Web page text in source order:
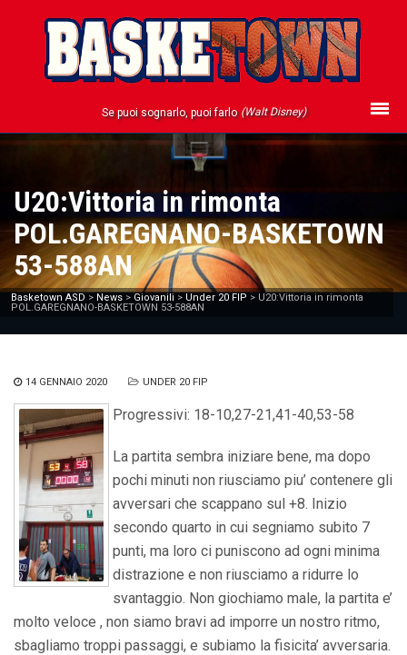
Se puoi sognarlo, puoi farlo (Walt Disney)
U20:Vittoria in rimonta
POL.GAREGNANO-BASKETOWN
53-588AN
Basketown ASD > News > Giovanili > Under 20 FIP > U20:Vittoria in rimonta
POL.GAREGNANO-BASKETOWN 53-588AN
14 GENNAIO 2020 UNDER 20 FIP
Progressivi: 18-10,27-21,41-40,53-58
La partita sembra iniziare bene, ma dopo
pochi minuti non riusciamo piu’ contenere gli
avversari che scappano sul +8. Inizio
secondo quarto in cui segniamo subito 7
punti, ma loro ci puniscono ad ogni minima
distrazione e non riusciamo a ridurre lo
svantaggio. Non giochiamo male, la partita e’
molto veloce , non siamo bravi ad imporre un nostro ritmo,
sbagliamo troppi passaggi, e subiamo la fisicita’ avversaria.